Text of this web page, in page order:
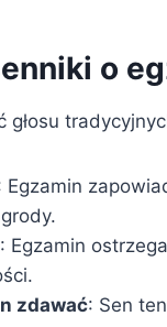
o
głosu
Egzamin
: Egzamin
zdawać: Sen